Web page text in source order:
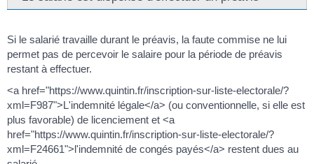
Si le salarié travaille durant le préavis, la faute commise ne lui
permet pas de percevoir le salaire pour la période de préavis
restant à effectuer.
<a href="https://www.quintin.fr/inscription-sur-liste-electorale/?
xml=F987">L'indemnité légale</a> (ou conventionnelle, si elle est
plus favorable) de licenciement et <a
href="https://www.quintin.fr/inscription-sur-liste-electorale/?
xml=F24661">l'indemnité de congés payés</a> restent dues au